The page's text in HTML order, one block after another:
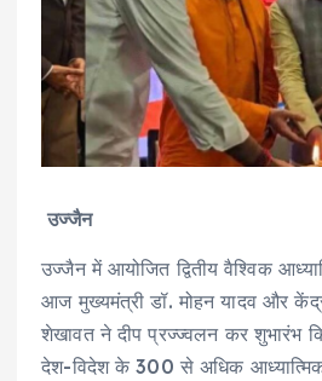
उज्जैन
उज्जैन में आयोजित द्वितीय वैश्विक
आज मुख्यमंत्री डॉ. मोहन यादव और
शेखावत ने दीप प्रज्ज्वलन कर शुभारंभ
देश-विदेश के 300 से अधिक